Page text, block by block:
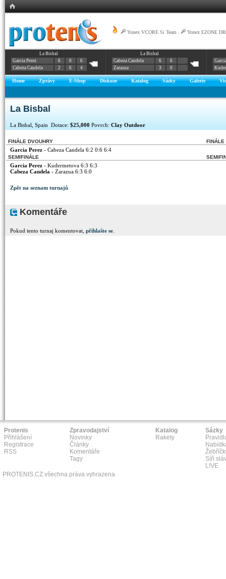
Yonex VCORE Si Team Yonex EZONE
La Bisbal
Garcia Perez
6 0
6
Cabeza Candela
2 6 4
La Bisbal
Cabeza Candela
6
6
Zarazua
3 0
Home Zprávy E-Shop Diskuze Katalog Sázky Galerie
La Bisbal
La Bisbal, Spain Dotace: $25,000 Povrch: Clay Outdoor
FINÁLE DVOUHRY
Garcia Perez - Cabeza Candela 6:2 0:6 6:4
FINÁLE
SEMIFINÁLE
Garcia Perez - Kudermetova 6:3 6:3
Cabeza Candela - Zarazua 6:3 6:0
Zpět na seznam turnajů
Komentáře
Pokud tento turnaj komentovat, přihlašte se
Protenis
Přihlášení
Registrace
RSS
Zpravodajství
Novinky
Články
Komentáře
Tagy
Katalog
Rakety
Sázky
Síň
L!VE
PROTENIS.CZ všechna práva vyhrazena